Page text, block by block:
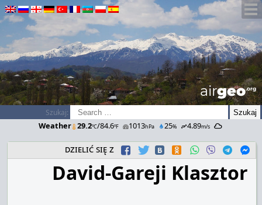
airGEO.oRg
Szukaj:
Weather 29.2ºC/84.6ºF 1013hPa 25% 4.89m/s
dzielić się z
David-Gareji Klasztor